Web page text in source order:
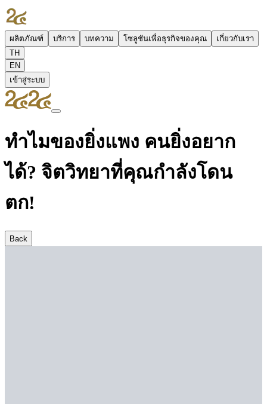
ผลิตภัณฑ์ บริการ บทความ โซลูชันเพื่อธุรกิจของคุณ
เกี่ยวกับเรา
TH
EN
เข้าสู่ระบบ
ทำไมของยิ่งแพง คนยิ่งอยาก
ได้? จิตวิทยาที่คุณกำลังโดน
ตก!
Back